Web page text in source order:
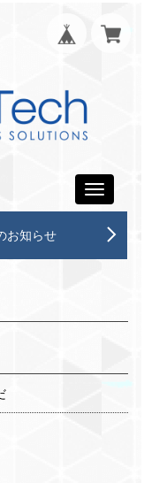
Toggle
お知らせ